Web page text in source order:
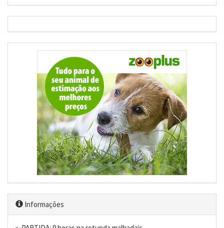
Informações